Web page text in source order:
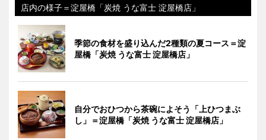
店内の様子＝淀屋橋「炭焼 うな富士 淀屋橋店」
季節の食材を盛り込んだ2種類の夏コース＝淀
屋橋「炭焼 うな富士 淀屋橋店」
自分でおひつから茶碗によそう「上ひつまぶ
し」＝淀屋橋「炭焼 うな富士 淀屋橋店」